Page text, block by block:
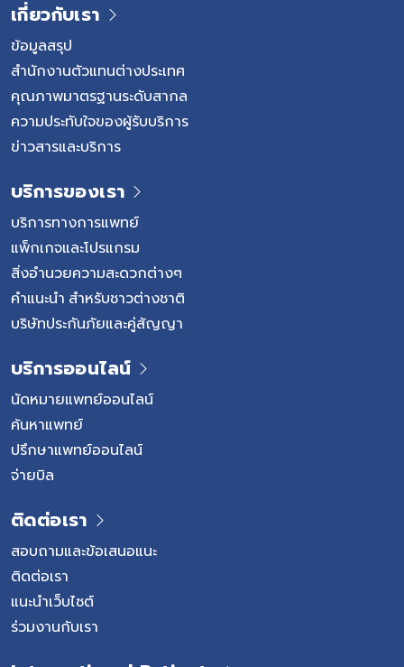
เกี่ยวกับเรา
ข้อมูลสรุป
สำนักงานตัวแทนต่างประเทศ
คุณภาพมาตรฐานระดับสากล
ความประทับใจของผู้รับบริการ
ข่าวสารและบริการ
บริการของเรา
บริการทางการแพทย์
แพ็กเกจและโปรแกรม
สิ่งอำนวยความสะดวกต่างๆ
คำแนะนำ สำหรับชาวต่างชาติ
บริษัทประกันภัยและคู่สัญญา
บริการออนไลน์
นัดหมายแพทย์ออนไลน์
ค้นหาแพทย์
ปรึกษาแพทย์ออนไลน์
จ่ายบิล
ติดต่อเรา
สอบถามและข้อเสนอแนะ
ติดต่อเรา
แนะนำเว็บไซต์
ร่วมงานกับเรา